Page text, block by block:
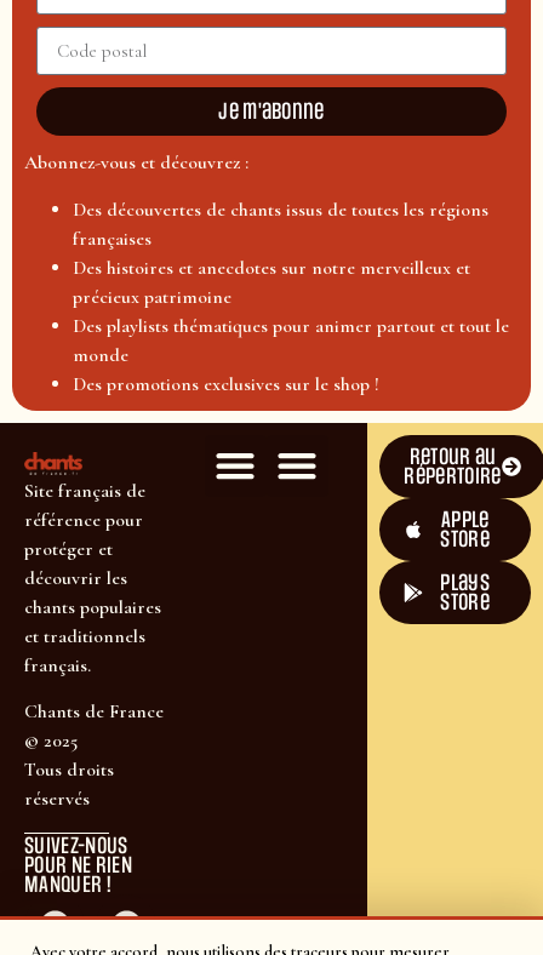
Je m'abonne
Abonnez-vous et découvrez :
Des découvertes de chants issus de toutes les régions
françaises
Des histoires et anecdotes sur notre merveilleux et
précieux patrimoine
Des playlists thématiques pour animer partout et tout le
monde
Des promotions exclusives sur le shop !
Site français de
référence pour
protéger et
découvrir les
chants populaires
et traditionnels
français.
Chants de France
© 2025
Tous droits
réservés
SUIVEZ-NOUS
POUR NE RIEN
MANQUER !
Retour au
répertoire
Apple
Store
plays
store